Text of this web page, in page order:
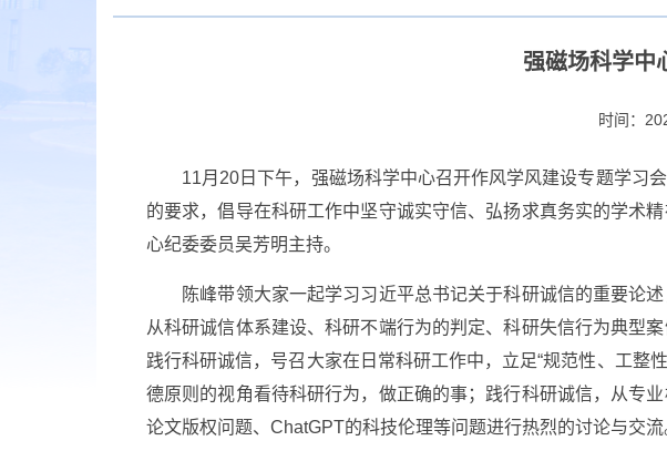
强磁场科学中
时间：
11月20日下午，强磁场科学中心召开作风学风建设专题学习会
的要求，倡导在科研工作中坚守诚实守信、弘扬求真务实的学术
心纪委委员吴芳明主持。
陈峰带领大家一起学习习近平总书记关于科研诚信的重要论述
从科研诚信体系建设、科研不端行为的判定、科研失信行为典型
践行科研诚信，号召大家在日常科研工作中，立足“规范性、工整
德原则的视角看待科研行为，做正确的事；践行科研诚信，从专
论文版权问题、ChatGPT的科技伦理等问题进行热烈的讨论与交流